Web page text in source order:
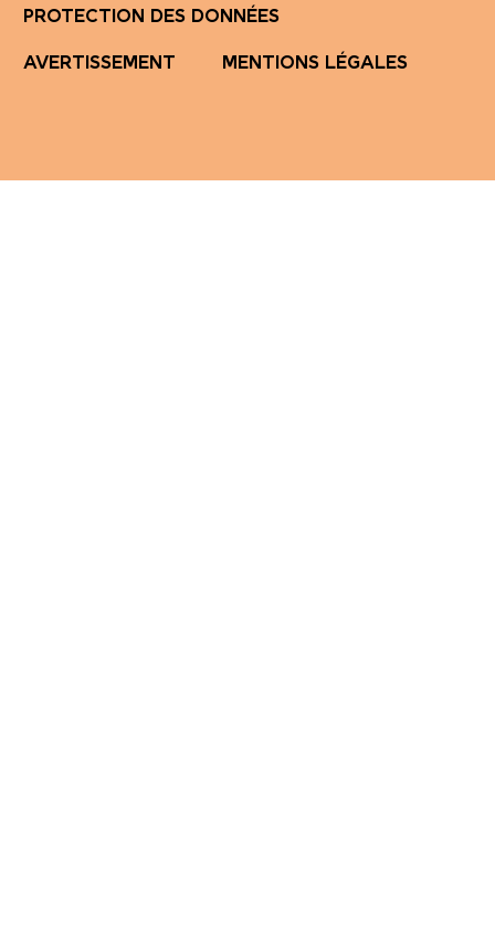
PROTECTION DES DONNÉES
AVERTISSEMENT MENTIONS LÉGALES